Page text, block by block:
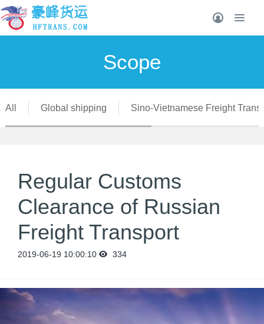
Scope
All Global shipping Sino-Vietnamese Freight
Regular Customs
Clearance of Russian
Freight Transport
2019-06-19 10:00:10 334